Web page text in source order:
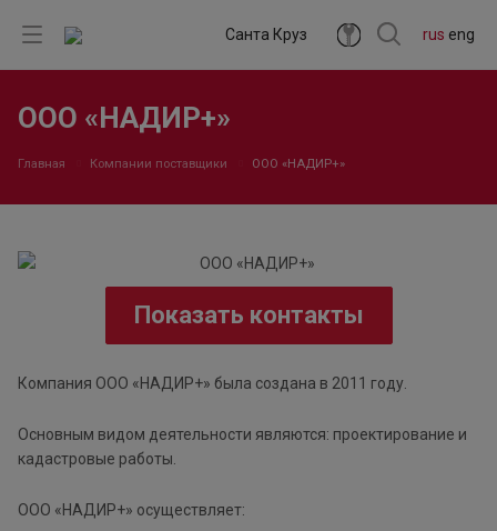
rus eng
Санта Круз
ООО «НАДИР+»
Главная Компании поставщики ООО «НАДИР+»
Показать контакты
Компания ООО «НАДИР+» была создана в 2011 году.
Основным видом деятельности являются: проектирование и
кадастровые работы.
ООО «НАДИР+» осуществляет: